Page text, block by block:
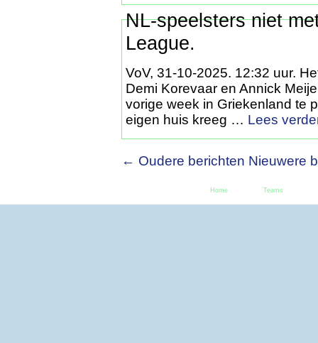
NL-speelsters niet
League.
VoV, 31-10-2025. 12:32 uur.
Demi Korevaar en Annick
vorige week in Griekenland te
eigen huis kreeg … Lees
← Oudere berichten Nieuwere
Home Teams